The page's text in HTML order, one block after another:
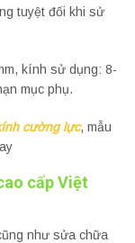
tuyệt đối khi sử
kính sử dụng: 8-
mục phụ.
cường lực, mẫu
cấp Việt
như sửa chữa